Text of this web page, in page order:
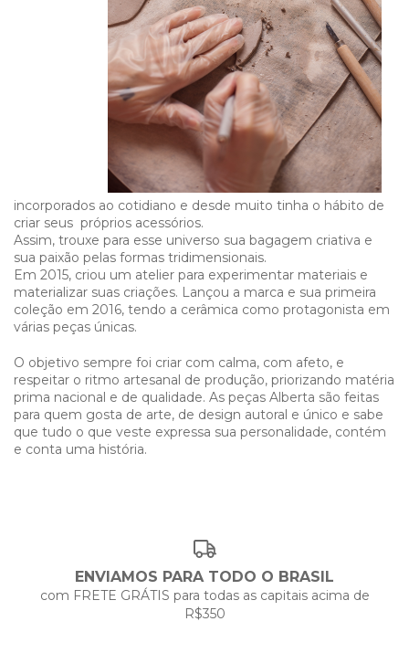
incorporados ao cotidiano e desde muito tinha o hábito de
criar seus próprios acessórios.
Assim, trouxe para esse universo sua bagagem criativa e
sua paixão pelas formas tridimensionais.
Em 2015, criou um atelier para experimentar materiais e
materializar suas criações. Lançou a marca e sua primeira
coleção em 2016, tendo a cerâmica como protagonista em
várias peças únicas.
O objetivo sempre foi criar com calma, com afeto, e
respeitar o ritmo artesanal de produção, priorizando matéria
prima nacional e de qualidade. As peças Alberta são feitas
para quem gosta de arte, de design autoral e único e sabe
que tudo o que veste expressa sua personalidade, contém
e conta uma história.
ENVIAMOS PARA TODO O BRASIL
com FRETE GRÁTIS para todas as capitais acima de
R$350